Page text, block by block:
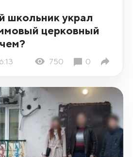
школьник украл
церковный
750 0